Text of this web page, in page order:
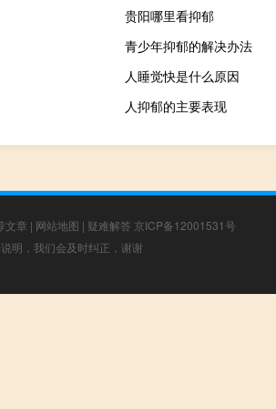
贵阳哪里看抑郁
青少年抑郁的解决办法
人睡觉快是什么原因
人抑郁的主要表现
文章 | 网站地图 | 疑难解答 京ICP备12001531号
明，我们会及时纠正，谢谢